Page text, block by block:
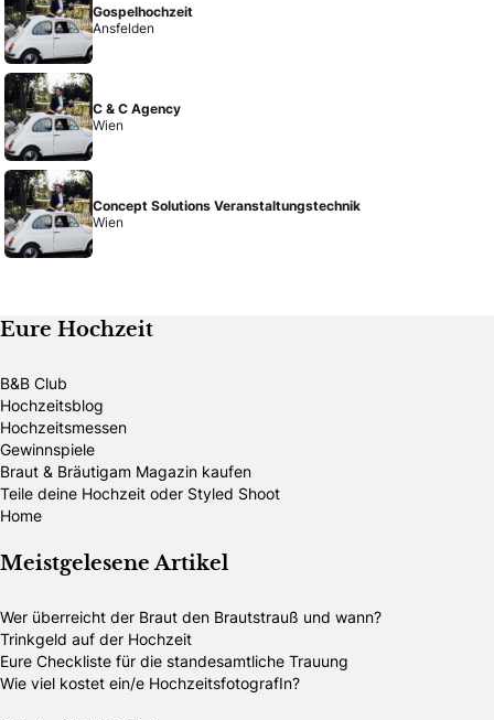
Gospelhochzeit
Ansfelden
C & C Agency
Wien
Concept Solutions Veranstaltungstechnik
Wien
Eure Hochzeit
B&B Club
Hochzeitsblog
Hochzeitsmessen
Gewinnspiele
Braut & Bräutigam Magazin kaufen
Teile deine Hochzeit oder Styled Shoot
Home
Meistgelesene Artikel
Wer überreicht der Braut den Brautstrauß und wann?
Trinkgeld auf der Hochzeit
Eure Checkliste für die standesamtliche Trauung
Wie viel kostet ein/e HochzeitsfotografIn?